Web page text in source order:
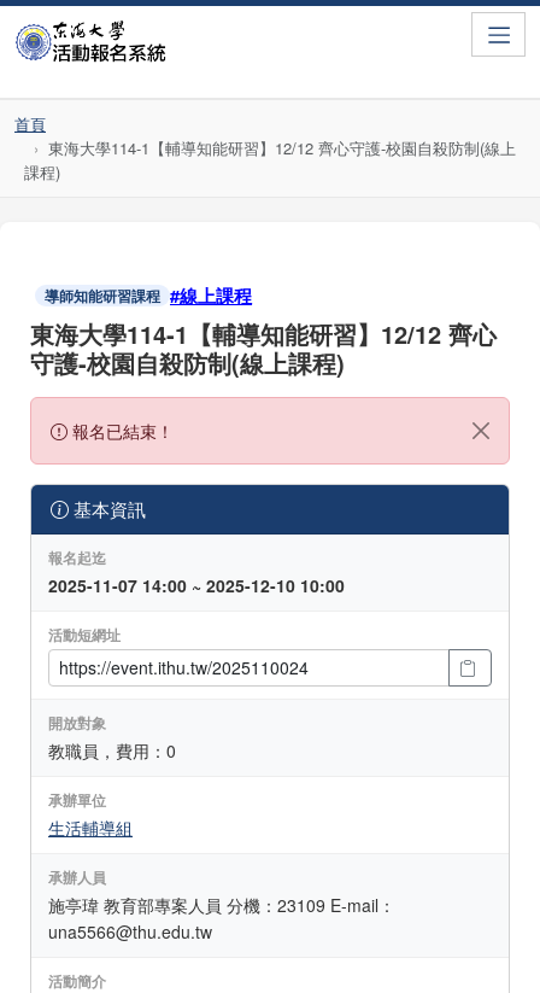
首頁
東海大學114-1【輔導知能研習】12/12 齊心守護-校園自殺防制(線上
課程)
導師知能研習課程 #線上課程
東海大學114-1【輔導知能研習】12/12 齊心
守護-校園自殺防制(線上課程)
報名已結束！
基本資訊
報名起迄
2025-11-07 14:00 ~ 2025-12-10 10:00
活動短網址
開放對象
教職員，費用：0
承辦單位
生活輔導組
承辦人員
施亭瑋 教育部專案人員 分機：23109 E-mail：
una5566@thu.edu.tw
活動簡介